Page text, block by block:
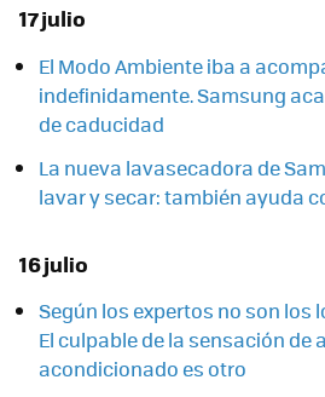
17 julio
El Modo Ambiente iba a
indefinidamente. Samsung
de caducidad
La nueva lavasecadora de
lavar y secar: también ayuda
16 julio
Según los expertos no son los
El culpable de la sensación de
acondicionado es otro